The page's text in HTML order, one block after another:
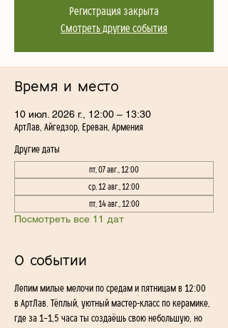
Регистрация закрыта
Смотреть другие события
Время и место
10 июл. 2026 г., 12:00 – 13:30
АртЛав, Айгедзор, Ереван, Армения
Другие даты
пт, 07 авг., 12:00
ср, 12 авг., 12:00
пт, 14 авг., 12:00
Посмотреть все 11 дат
О событии
Лепим милые мелочи по средам и пятницам в 12:00
в АртЛав. Тёплый, уютный мастер-класс по керамике,
где за 1–1,5 часа ты создаёшь свою небольшую, но